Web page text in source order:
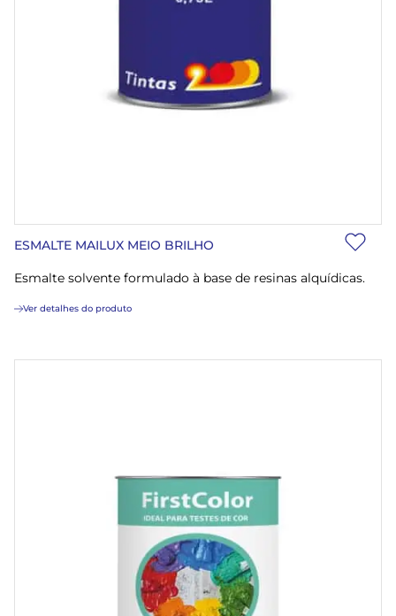
ESMALTE MAILUX MEIO BRILHO
Esmalte solvente formulado à base de resinas alquídicas.
Ver detalhes do produto